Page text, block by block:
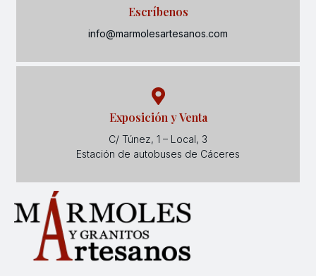
Escríbenos
info@marmolesartesanos.com
Exposición y Venta
C/ Túnez, 1 – Local, 3
Estación de autobuses de Cáceres